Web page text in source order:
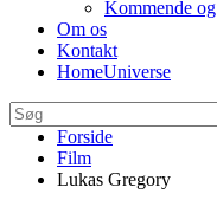
Kommende
Om os
Kontakt
HomeUniverse
Forside
Film
Lukas Gregory